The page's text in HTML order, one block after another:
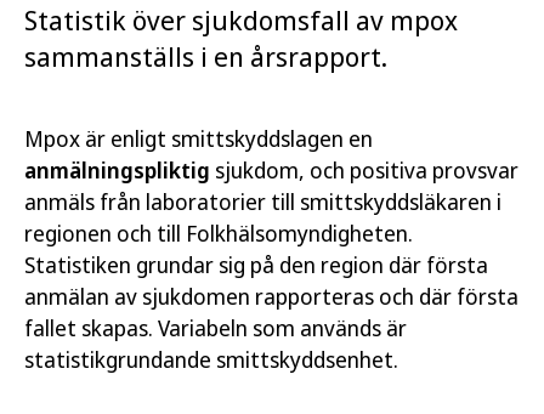
Statistik över sjukdomsfall av mpox
sammanställs i en årsrapport.
Mpox är enligt smittskyddslagen en
anmälningspliktig sjukdom, och positiva provsvar
anmäls från laboratorier till smittskyddsläkaren i
regionen och till Folkhälsomyndigheten.
Statistiken grundar sig på den region där första
anmälan av sjukdomen rapporteras och där första
fallet skapas. Variabeln som används är
statistikgrundande smittskyddsenhet.